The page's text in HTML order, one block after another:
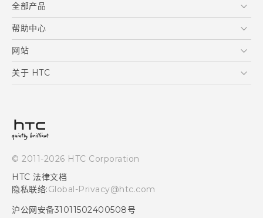
全部产品
区块链智能手机
VIVE
帮助中心
在线客服
支援与服务
产品保固说明
网站
HTC Dev
关于 HTC
投资人
加入HTC
© 2011-2026 HTC Corporation
HTC 法律文档
隐私联络:Global-Privacy@htc.com
沪公网安备31011502400508号